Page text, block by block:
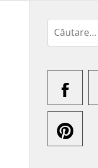
după: